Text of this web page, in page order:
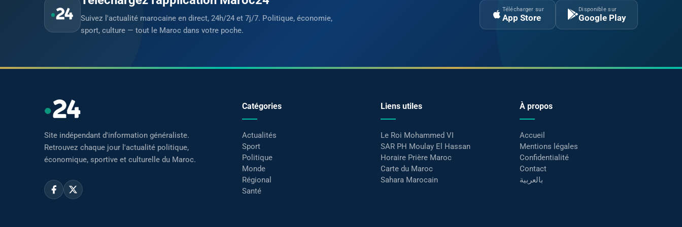
Suivez l'actualité marocaine en direct, 24h/24 et 7j/7. Politique, économie,
sport, culture — tout le Maroc dans votre poche.
Télécharger sur
App Store
Disponible sur
Google Play
Site indépendant d'information généraliste.
Retrouvez chaque jour l'actualité politique,
économique, sportive et culturelle du Maroc.
Catégories
Actualités
Sport
Politique
Monde
Régional
Santé
Liens utiles
Le Roi Mohammed VI
SAR PH Moulay El Hassan
Horaire Prière Maroc
Carte du Maroc
Sahara Marocain
À propos
Accueil
Mentions légales
Confidentialité
Contact
بالعربية